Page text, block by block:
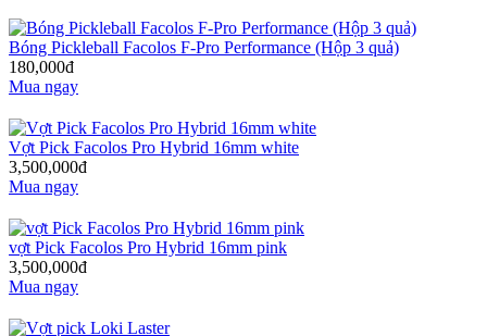
Bóng Pickleball Facolos F-Pro Performance (Hộp 3 quả)
180,000đ
Mua ngay
Vợt Pick Facolos Pro Hybrid 16mm white
3,500,000đ
Mua ngay
vợt Pick Facolos Pro Hybrid 16mm pink
3,500,000đ
Mua ngay